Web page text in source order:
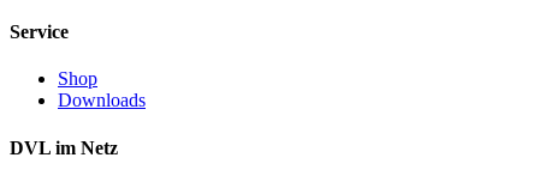
Service
Shop
Downloads
DVL im Netz